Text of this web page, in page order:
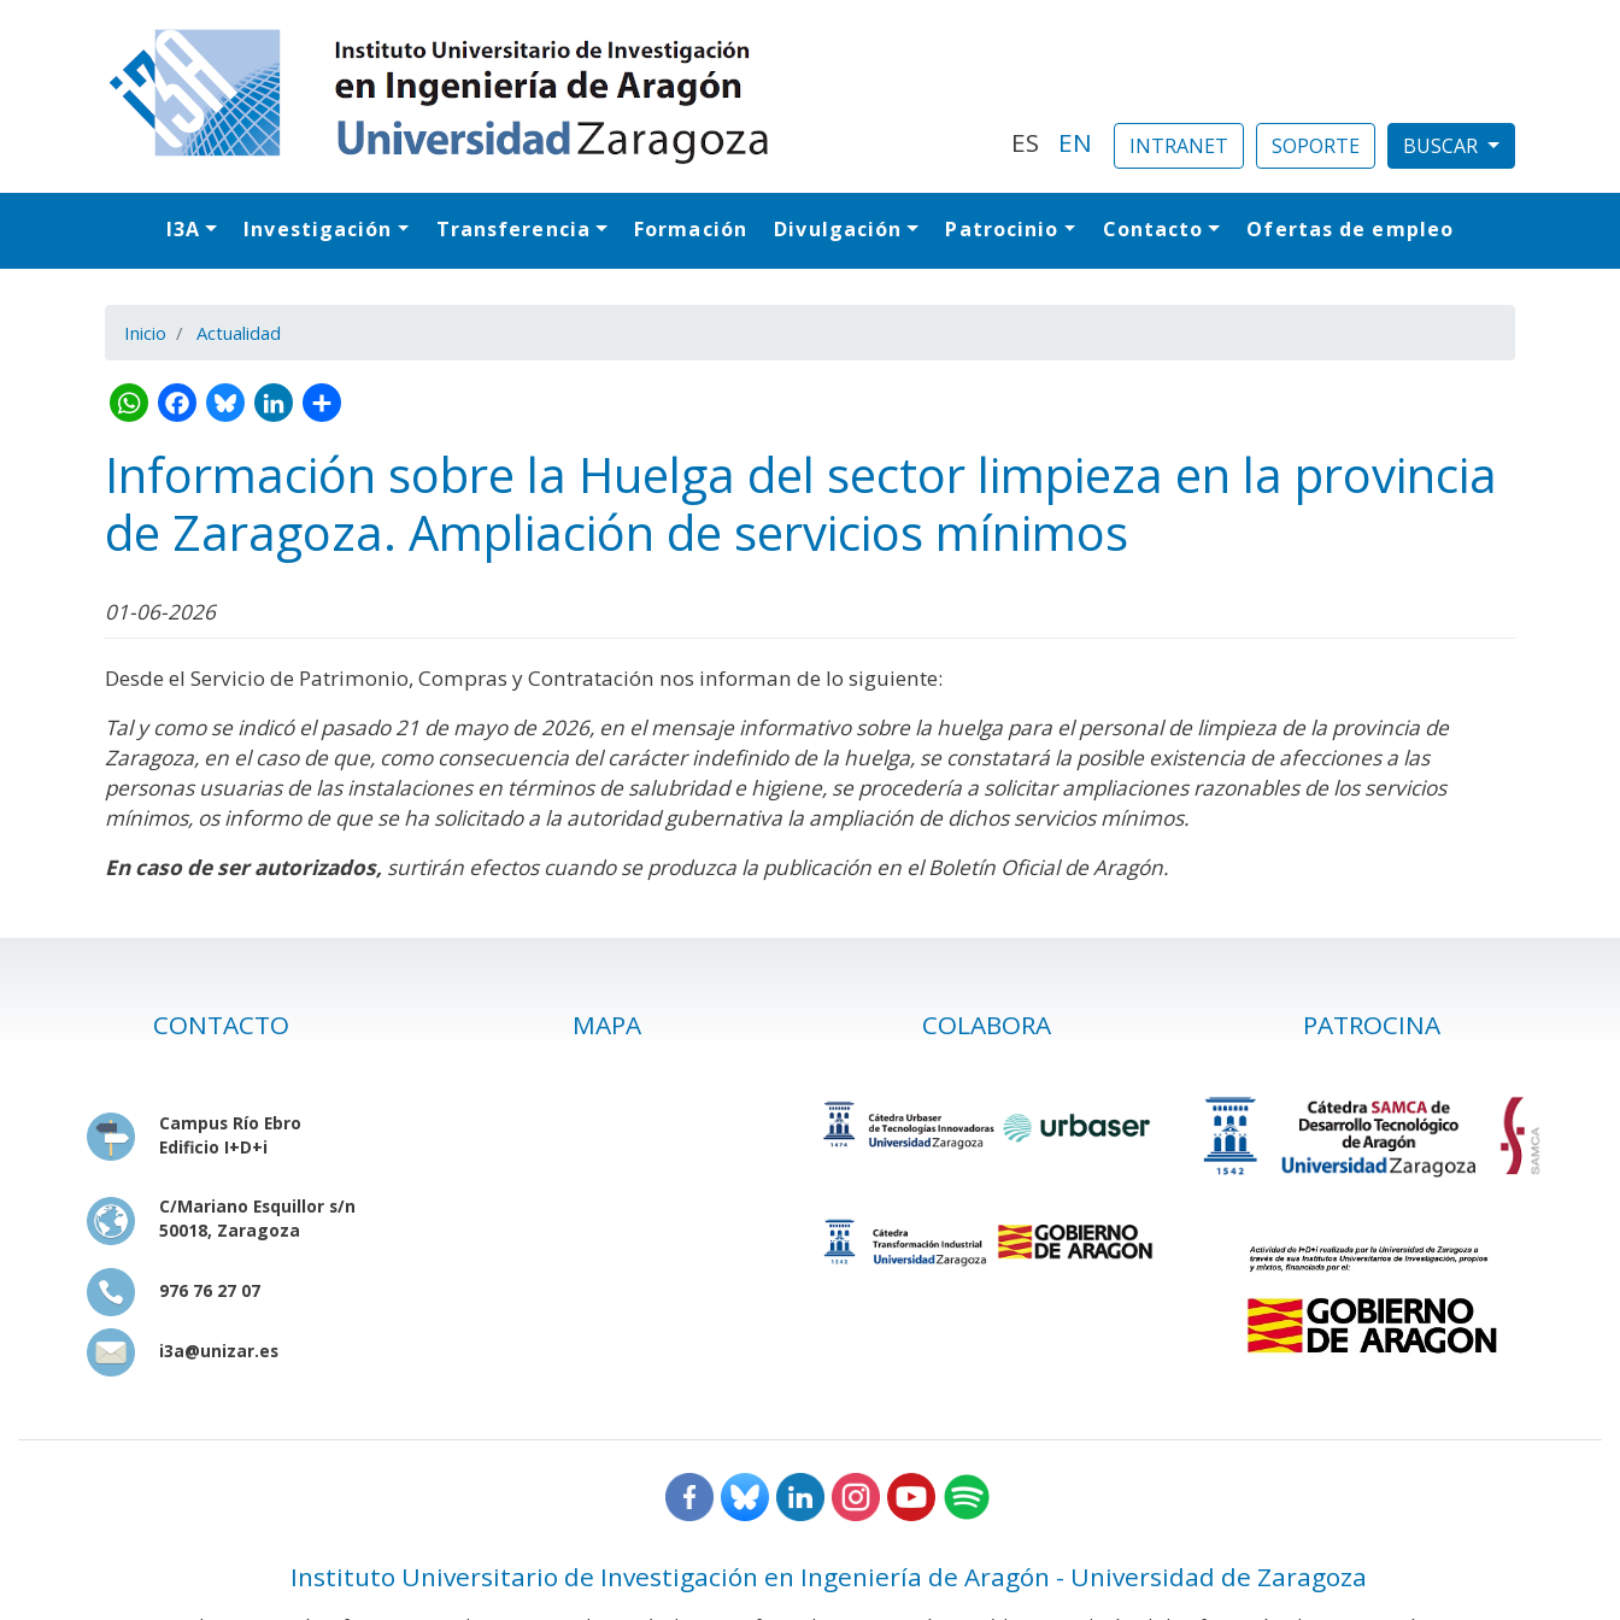
ES EN INTRANET SOPORTE
Navegación principal
I3A Investigación Transferencia Formación Divulgación Patrocinio Contacto Ofertas de empleo
Inicio Actualidad
WhatsApp
Facebook
Bluesky
LinkedIn
Share
Información sobre la Huelga del sector limpieza en la provincia
de Zaragoza. Ampliación de servicios mínimos
01-06-2026
Desde el Servicio de Patrimonio, Compras y Contratación nos informan de lo siguiente:
Tal y como se indicó el pasado 21 de mayo de 2026, en el mensaje informativo sobre la huelga para el personal de limpieza de la provincia de
Zaragoza, en el caso de que, como consecuencia del carácter indefinido de la huelga, se constatará la posible existencia de afecciones a las
personas usuarias de las instalaciones en términos de salubridad e higiene, se procedería a solicitar ampliaciones razonables de los servicios
mínimos, os informo de que se ha solicitado a la autoridad gubernativa la ampliación de dichos servicios mínimos.
En caso de ser autorizados, surtirán efectos cuando se produzca la publicación en el Boletín Oficial de Aragón.
CONTACTO
Campus Río Ebro
Edificio I+D+i
C/Mariano Esquillor s/n
50018, Zaragoza
976 76 27 07
i3a@unizar.es
MAPA COLABORA PATROCINA
Instituto Universitario de Investigación en Ingeniería de Aragón - Universidad de Zaragoza